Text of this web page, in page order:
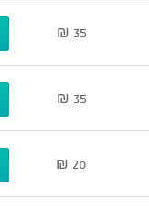
35 ₪
35 ₪
20 ₪